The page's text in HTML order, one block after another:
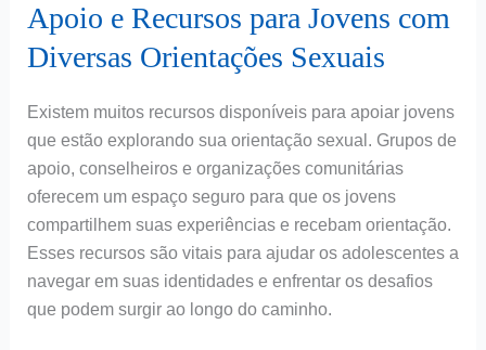
Apoio e Recursos para Jovens com
Diversas Orientações Sexuais
Existem muitos recursos disponíveis para apoiar jovens
que estão explorando sua orientação sexual. Grupos de
apoio, conselheiros e organizações comunitárias
oferecem um espaço seguro para que os jovens
compartilhem suas experiências e recebam orientação.
Esses recursos são vitais para ajudar os adolescentes a
navegar em suas identidades e enfrentar os desafios
que podem surgir ao longo do caminho.